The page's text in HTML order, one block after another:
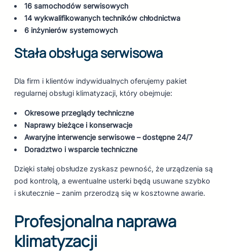
16 samochodów serwisowych
14 wykwalifikowanych techników chłodnictwa
6 inżynierów systemowych
Stała obsługa serwisowa
Dla firm i klientów indywidualnych oferujemy pakiet
regularnej obsługi klimatyzacji, który obejmuje:
Okresowe przeglądy techniczne
Naprawy bieżące i konserwacje
Awaryjne interwencje serwisowe – dostępne 24/7
Doradztwo i wsparcie techniczne
Dzięki stałej obsłudze zyskasz pewność, że urządzenia są
pod kontrolą, a ewentualne usterki będą usuwane szybko
i skutecznie – zanim przerodzą się w kosztowne awarie.
Profesjonalna naprawa
klimatyzacji